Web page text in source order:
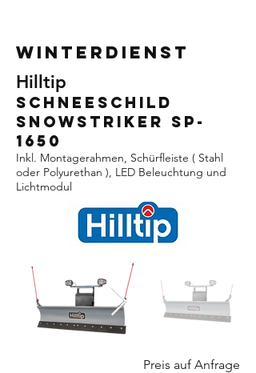
WINTERDIEnst
Hilltip
Schneeschild
Snowstriker SP-
1650
Inkl. Montagerahmen, Schürfleiste ( Stahl
oder Polyurethan ), LED Beleuchtung und
Lichtmodul
Preis auf Anfrage